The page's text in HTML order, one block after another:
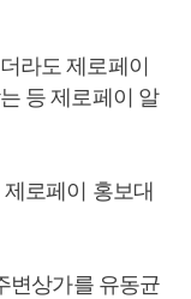
라도 제로페이
등 제로페이 알
로페이 홍보대
변상가를 유동균